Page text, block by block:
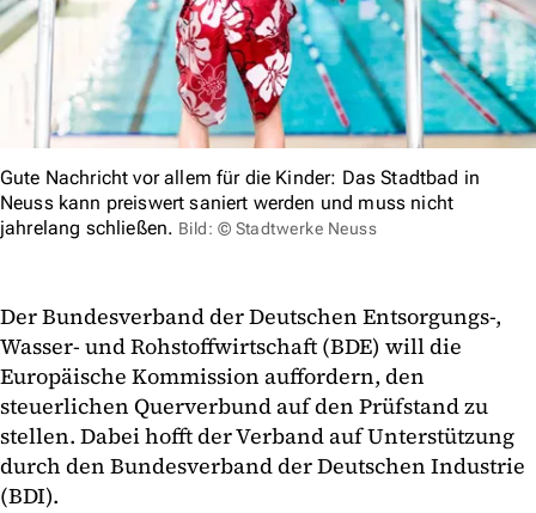
Gute Nachricht vor allem für die Kinder: Das Stadtbad in
Neuss kann preiswert saniert werden und muss nicht
jahrelang schließen. Bild: © Stadtwerke Neuss
Der Bundesverband der Deutschen Entsorgungs-,
Wasser- und Rohstoffwirtschaft (BDE) will die
Europäische Kommission auffordern, den
steuerlichen Querverbund auf den Prüfstand zu
stellen. Dabei hofft der Verband auf Unterstützung
durch den Bundesverband der Deutschen Industrie
(BDI).